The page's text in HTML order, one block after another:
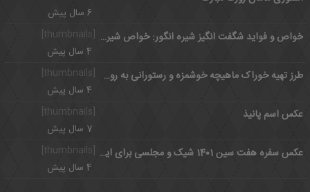
6 سال پیش
خواص و فواید شگفت انگیز شیره انگور: خواص شیره انگور از نظر طب سنتی
4 سال پیش
[thumbnails]
طرز تهیه خوراک ماهیچه خوشمزه و رستورانی به روش حرفه ای
4 سال پیش
عکس اسم پانیذ
7 سال پیش
عکس سفره هفت سین 1401 شیک و مجلسی برای ایده نوروزی
4 سال پیش